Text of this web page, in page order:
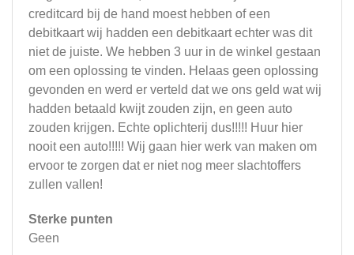
creditcard bij de hand moest hebben of een
debitkaart wij hadden een debitkaart echter was dit
niet de juiste. We hebben 3 uur in de winkel gestaan
om een oplossing te vinden. Helaas geen oplossing
gevonden en werd er verteld dat we ons geld wat wij
hadden betaald kwijt zouden zijn, en geen auto
zouden krijgen. Echte oplichterij dus!!!!! Huur hier
nooit een auto!!!!! Wij gaan hier werk van maken om
ervoor te zorgen dat er niet nog meer slachtoffers
zullen vallen!
Sterke punten
Geen